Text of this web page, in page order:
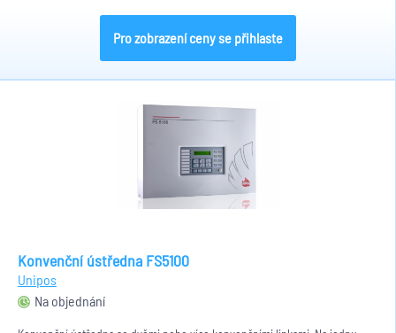
Pro zobrazení ceny se přihlaste
Konvenční ústředna FS5100
Unipos
Na objednání